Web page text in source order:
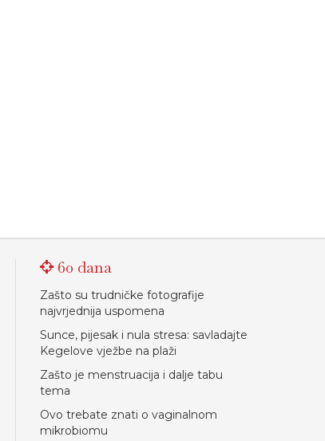
60 dana
Zašto su trudničke fotografije
najvrjednija uspomena
Sunce, pijesak i nula stresa: savladajte
Kegelove vježbe na plaži
Zašto je menstruacija i dalje tabu
tema
Ovo trebate znati o vaginalnom
mikrobiomu